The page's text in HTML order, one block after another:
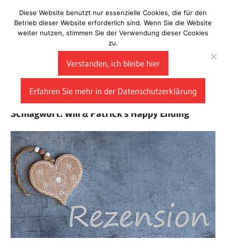
Inhalt
springen
Laberladen
Schlagwort: Will & Patrick’s Happy Ending
Diese Website benutzt nur essenzielle Cookies, die für den
Betrieb dieser Website erforderlich sind. Wenn Sie die Website
weiter nutzen, stimmen Sie der Verwendung dieser Cookies
zu.
Verstanden, ich bleibe hier
Erfahren Sie mehr in der Datenschutzerklärung